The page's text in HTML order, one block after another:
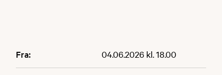
Fra: 04.06.2026 kl. 18.00